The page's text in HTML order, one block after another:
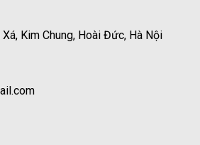
Kim Chung, Hoài Đức, Hà Nội